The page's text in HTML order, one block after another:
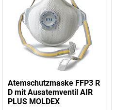
Atemschutzmaske FFP3 R
D mit Ausatemventil AIR
PLUS MOLDEX